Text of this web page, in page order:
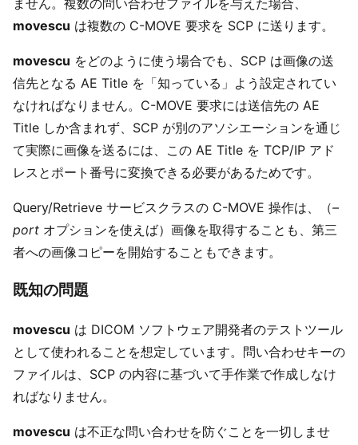
movescu は複数の C-MOVE 要求を SCP に送ります。
movescu をどのように使う場合でも、SCP は画像の送
信先となる AE Title を「知っている」よう設定されてい
なければなりません。C-MOVE 要求には送信先の AE
Title しか含まれず、SCP が別のアソシエーションを通じ
て実際に画像を送るには、この AE Title を TCP/IP アド
レスとポート番号に変換できる必要があるためです。
Query/Retrieve サービスクラスの C-MOVE 操作は、（–
port オプションを使えば）画像を取得することも、第三
者への画像コピーを開始することもできます。
既知の問題
movescu は DICOM ソフトウェア開発者のテストツール
として使われることを想定しています。問い合わせキーの
ファイルは、SCP の内容に基づいて手作業で作成しなけ
ればなりません。
movescu は不正な問い合わせを防ぐことを一切しませ